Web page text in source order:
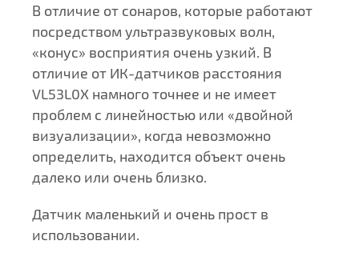
В отличие от сонаров, которые работают
посредством ультразвуковых волн,
«конус» восприятия очень узкий. В
отличие от ИК-датчиков расстояния
VL53L0X намного точнее и не имеет
проблем с линейностью или «двойной
визуализации», когда невозможно
определить, находится объект очень
далеко или очень близко.
Датчик маленький и очень прост в
использовании.